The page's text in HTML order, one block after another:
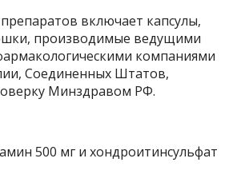
включает капсулы,
производимые ведущими
компаниями
Соединенных Штатов,
Минздравом РФ.
500 мг и хондроитинсульфат